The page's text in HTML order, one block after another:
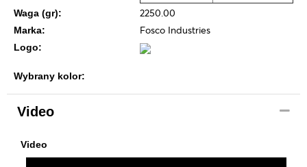
Waga (gr):
2250.00
Marka: Fosco Industries
Logo:
Wybrany kolor:
Video
Video